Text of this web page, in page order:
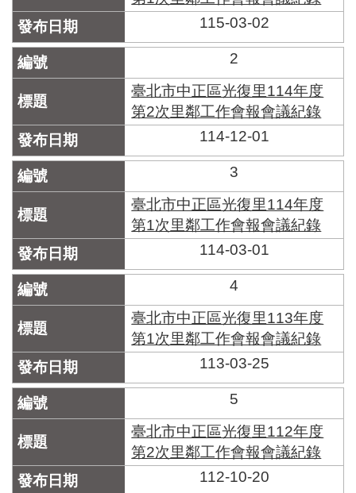
索
系
統
化
文
化
資
產
臺
市
區
里
界
北
市
鄰
長
冊
115-03-02
2
臺北市中正區光復里114年度
第2次里鄰工作會報會議紀錄
114-12-01
3
臺北市中正區光復里114年度
第1次里鄰工作會報會議紀錄
114-03-01
4
臺北市中正區光復里113年度
第1次里鄰工作會報會議紀錄
113-03-25
5
臺北市中正區光復里112年度
第2次里鄰工作會報會議紀錄
112-10-20